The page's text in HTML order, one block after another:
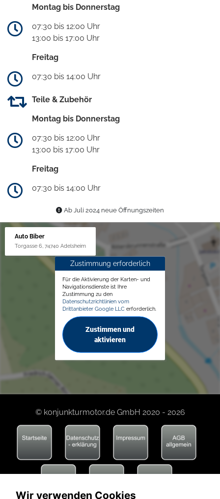
Montag bis Donnerstag
07:30 bis 12:00 Uhr
13:00 bis 17:00 Uhr
Freitag
07:30 bis 14:00 Uhr
Teile & Zubehör
Montag bis Donnerstag
07:30 bis 12:00 Uhr
13:00 bis 17:00 Uhr
Freitag
07:30 bis 14:00 Uhr
Ab Juli 2024 neue Öffnungszeiten
Auto Biber
Torgasse 6, 74740 Adelsheim
Zustimmung erforderlich
Für die Aktivierung der Karten- und
Navigationsdienste ist Ihre
Zustimmung zu den
Datenschutzrichtlinien vom
Drittanbieter Google LLC erforderlich.
Zustimmen und
aktivieren
© konjunkturmotor.de GmbH 2020 - 2026
Wir verwenden Cookies